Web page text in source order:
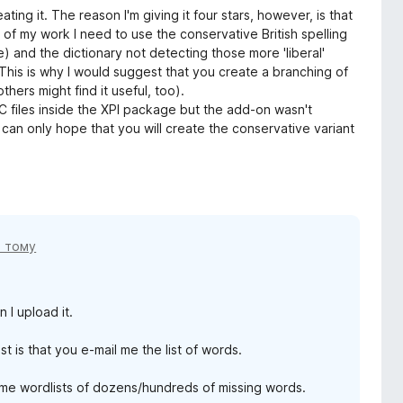
it. The reason I'm giving it four stars, however, is that
my work I need to use the conservative British spelling
and the dictionary not detecting those more 'liberal'
is why I would suggest that you create a branching of
might find it useful, too).
files inside the XPI package but the add-on wasn't
only hope that you will create the conservative variant
тому
I upload it.
is that you e-mail me the list of words.
wordlists of dozens/hundreds of missing words.